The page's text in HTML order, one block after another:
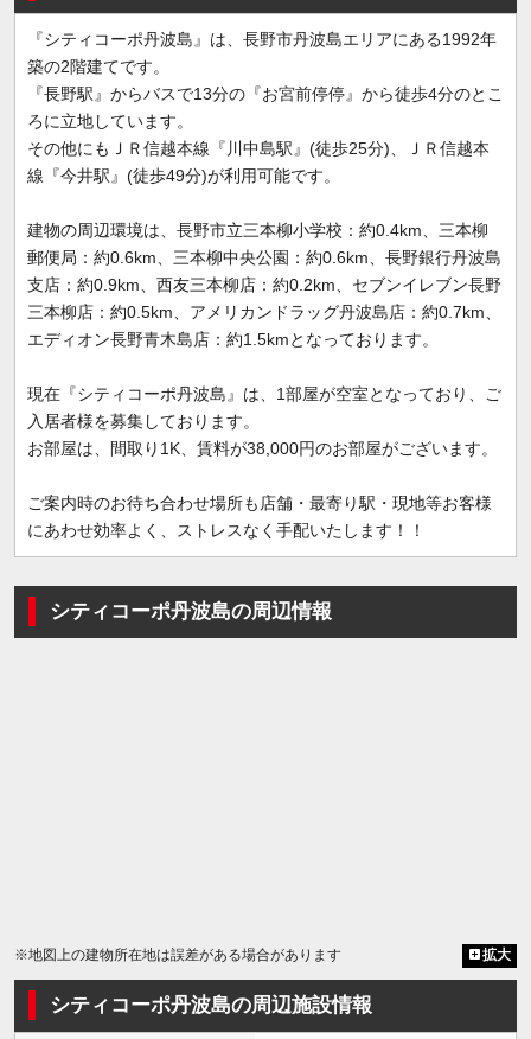
『シティコーポ丹波島』は、長野市丹波島エリアにある1992年
築の2階建てです。
『長野駅』からバスで13分の『お宮前停停』から徒歩4分のとこ
ろに立地しています。
その他にもＪＲ信越本線『川中島駅』(徒歩25分)、ＪＲ信越本
線『今井駅』(徒歩49分)が利用可能です。
建物の周辺環境は、長野市立三本柳小学校：約0.4km、三本柳
郵便局：約0.6km、三本柳中央公園：約0.6km、長野銀行丹波島
支店：約0.9km、西友三本柳店：約0.2km、セブンイレブン長野
三本柳店：約0.5km、アメリカンドラッグ丹波島店：約0.7km、
エディオン長野青木島店：約1.5kmとなっております。
現在『シティコーポ丹波島』は、1部屋が空室となっており、ご
入居者様を募集しております。
お部屋は、間取り1K、賃料が38,000円のお部屋がございます。
ご案内時のお待ち合わせ場所も店舗・最寄り駅・現地等お客様
にあわせ効率よく、ストレスなく手配いたします！！
シティコーポ丹波島の周辺情報
※地図上の建物所在地は誤差がある場合があります 拡大
シティコーポ丹波島の周辺施設情報